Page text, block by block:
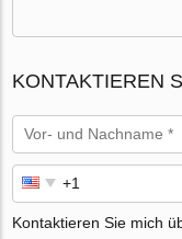
KONTAKTIEREN
Kontaktieren Sie mich